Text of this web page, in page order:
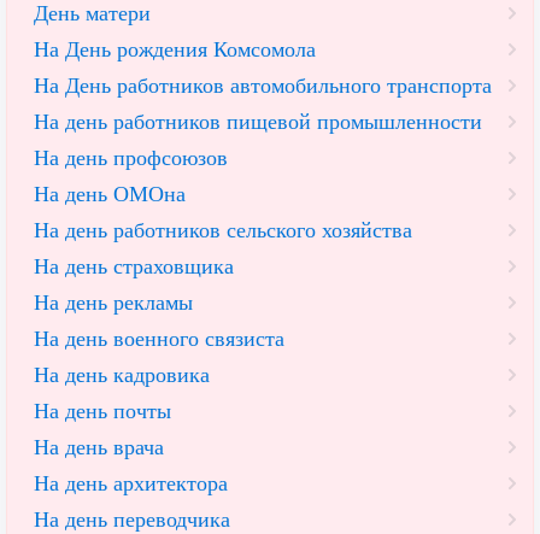
День матери
На День рождения Комсомола
На День работников автомобильного транспорта
На день работников пищевой промышленности
На день профсоюзов
На день ОМОна
На день работников сельского хозяйства
На день страховщика
На день рекламы
На день военного связиста
На день кадровика
На день почты
На день врача
На день архитектора
На день переводчика